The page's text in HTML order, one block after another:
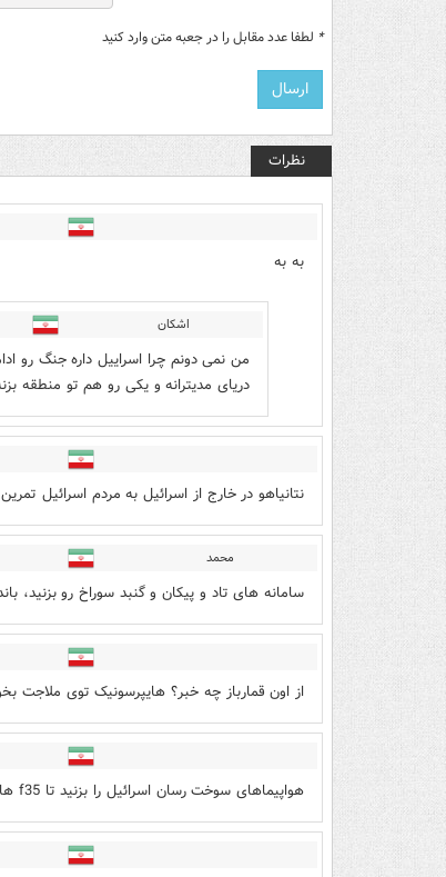
* لطفا عدد مقابل را در جعبه متن وارد کنید
نظرات
به به
اشکان
من نمی دونم چرا اسراییل داره جنگ رو
دریای مدیترانه و یکی رو هم تو منطقه
نتانیاهو در خارج از اسرائیل به مردم اسرائیل تمرین صبر وشکیبایی از کانال
محمد
سامانه های تاد و پیکان و گنبد سوراخ رو بزنید،
از اون قمارباز چه خبر؟ هایپرسونیک توی ملاجت
هواپیماهای سوخت رسان اسرائیل را بزنید تا f35 ها فلج شوند